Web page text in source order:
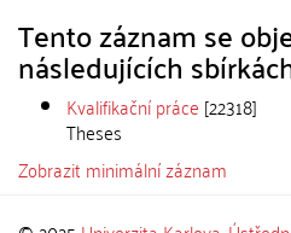
Tento záznam se
následujících
Kvalifikační práce [22318]
Theses
Zobrazit minimální záznam